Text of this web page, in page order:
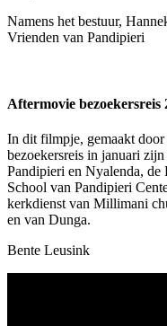
Namens het bestuur,
Vrienden van Pandipieri
Aftermovie bezoekersreis
In dit filmpje, gemaakt door
bezoekersreis in januari
Pandipieri en Nyalenda,
School van Pandipieri
kerkdienst van Millimani
en van Dunga.
Bente Leusink